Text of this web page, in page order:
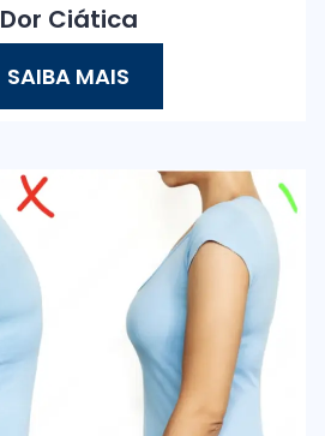
Dor Ciática
SAIBA MAIS